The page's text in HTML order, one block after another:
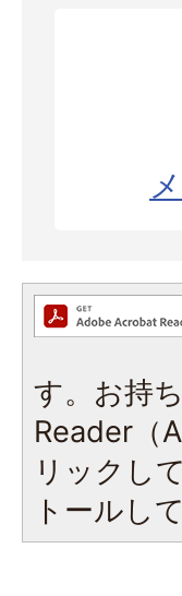
す。お持
Reader（
リックし
トールし